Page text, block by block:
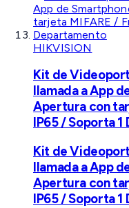
HIKVISION
Kit de
llamada a App
Apertura con
IP65 / Soporta
Kit de
llamada a App
Apertura con
IP65 / Soporta